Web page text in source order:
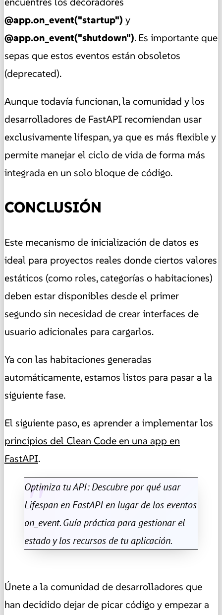
@app.on_event("startup") y
@app.on_event("shutdown"). Es importante que
sepas que estos eventos están obsoletos
(deprecated).
Aunque todavía funcionan, la comunidad y los
desarrolladores de FastAPI recomiendan usar
exclusivamente lifespan, ya que es más flexible y
permite manejar el ciclo de vida de forma más
integrada en un solo bloque de código.
CONCLUSIÓN
Este mecanismo de inicialización de datos es
ideal para proyectos reales donde ciertos valores
estáticos (como roles, categorías o habitaciones)
deben estar disponibles desde el primer
segundo sin necesidad de crear interfaces de
usuario adicionales para cargarlos.
Ya con las habitaciones generadas
automáticamente, estamos listos para pasar a la
siguiente fase.
El siguiente paso, es aprender a implementar los
principios del Clean Code en una app en
FastAPI.
Optimiza tu API: Descubre por qué usar
Lifespan en FastAPI en lugar de los eventos
on_event. Guía práctica para gestionar el
estado y los recursos de tu aplicación.
Únete a la comunidad de desarrolladores que
han decidido dejar de picar código y empezar a